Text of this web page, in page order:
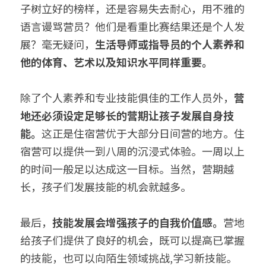
子树立好的榜样，还是容易失去耐心，用不雅的
语言谩骂营员？他们是看重比赛结果还是个人发
展？毫无疑问， 生活导师或指导员的个人素养和
他的体育、艺术以及知识水平同样重要。
除了个人素养和专业技能俱佳的工作人员外， 营
地还必须设定足够长的营期让孩子发展自身技
能。 这正是住宿营优于大部分日间营的地方。住
宿营可以提供一到八周的沉浸式体验。一周以上
的时间一般足以达成这一目标。当然，营期越
长，孩子们发展技能的机会就越多。
最后， 技能发展会增强孩子的自我价值感。 营地
给孩子们提供了良好的机会，既可以提高已掌握
的技能，也可以向陌生领域挑战,学习新技能。